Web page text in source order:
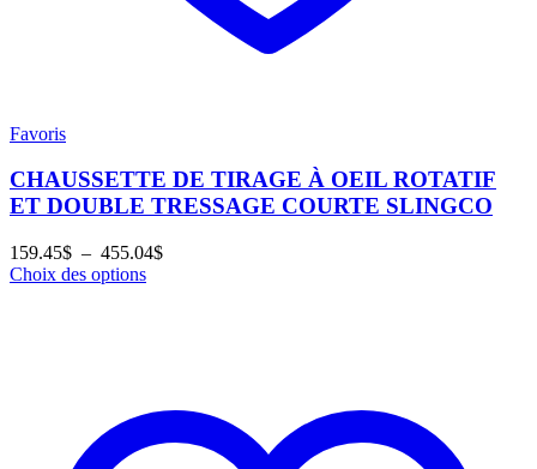
Favoris
CHAUSSETTE DE TIRAGE À OEIL ROTATIF
ET DOUBLE TRESSAGE COURTE SLINGCO
159.45$ – 455.04$Plage
Choix des options